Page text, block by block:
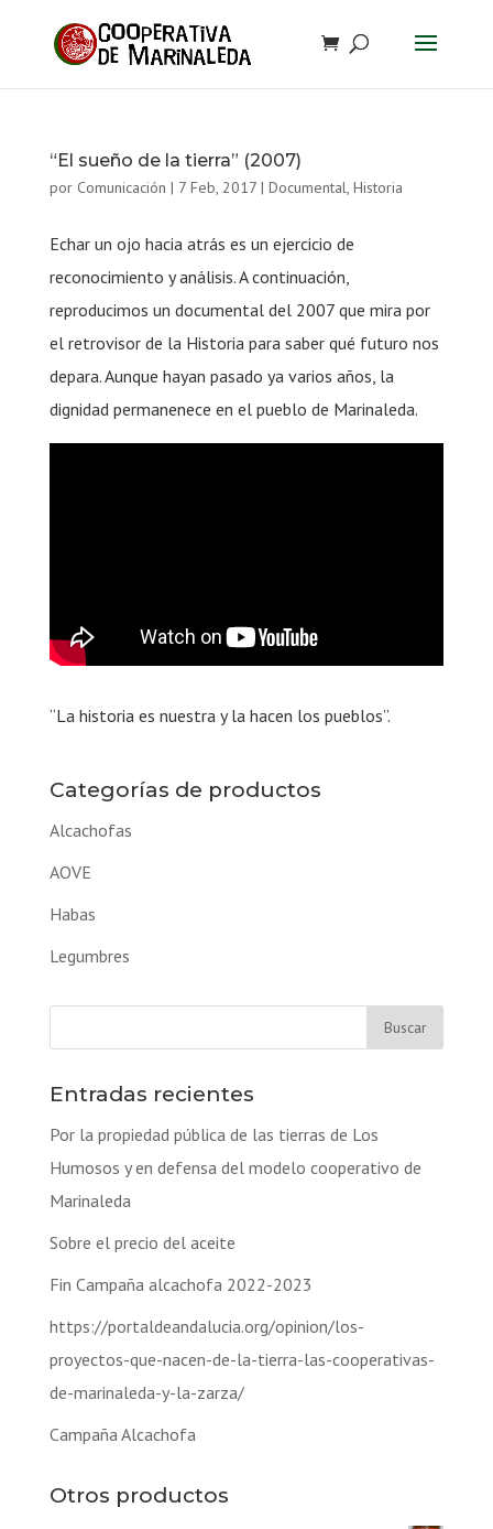
“El sueño de la tierra” (2007)
por Comunicación | 7 Feb, 2017| Documental, Historia
Echar un ojo hacia atrás es un ejercicio de
reconocimiento y análisis. A continuación,
reproducimos un documental del 2007 que mira por
el retrovisor de la Historia para saber qué futuro nos
depara. Aunque hayan pasado ya varios años, la
dignidad permanenece en el pueblo de Marinaleda.
“La historia es nuestra y la hacen los pueblos”.
Categorías de productos
Alcachofas
AOVE
Habas
Legumbres
Entradas recientes
Por la propiedad pública de las tierras de Los
Humosos y en defensa del modelo cooperativo de
Marinaleda
Sobre el precio del aceite
Fin Campaña alcachofa 2022-2023
https://portaldeandalucia.org/opinion/los-
proyectos-que-nacen-de-la-tierra-las-cooperativas-
de-marinaleda-y-la-zarza/
Campaña Alcachofa
Otros productos